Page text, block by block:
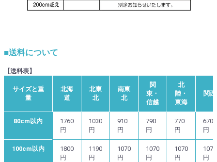
■送料について
【送料表】
サイズと重
量
北海
道
北東
北
南東
北
関
東・
信越
北
陸・
東海
関西
80cm以内
1760
円
1030
円
910
円
790
円
770
円
670
円
100cm以内
1800
円
1190
円
1070
円
1070
円
1070
円
1070
円